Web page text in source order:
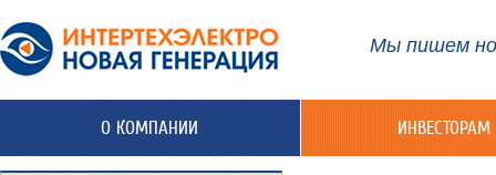
Мы пишем
О КОМПАНИИ ИНВЕСТОРАМ